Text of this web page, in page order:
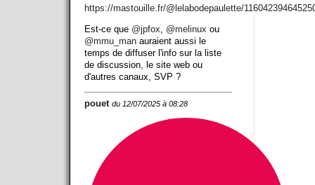
https://mastouille.fr/@lelabodepaulette/
Est-ce que @jpfox, @melinux ou
@mmu_man auraient aussi le
temps de diffuser l'info sur la liste
de discussion, le site web ou
d'autres canaux, SVP ?
pouet du 12/07/2025 à 08:28